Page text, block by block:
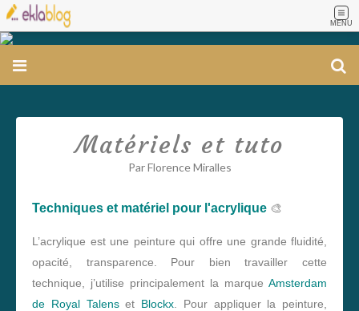
MENU
Matériels et tuto
Par Florence Miralles
Techniques et matériel pour l'acrylique 🎨
L’acrylique est une peinture qui offre une grande fluidité,
opacité, transparence. Pour bien travailler cette
technique, j’utilise principalement la marque Amsterdam
de Royal Talenset Blockx . Pour appliquer la peinture,